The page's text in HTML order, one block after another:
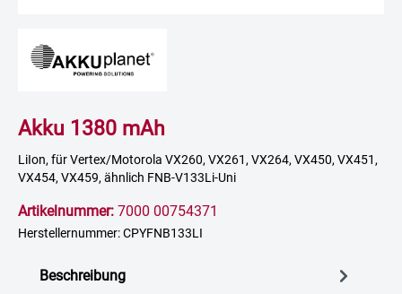
Akku 1380 mAh
LiIon, für Vertex/Motorola VX260, VX261, VX264, VX450, VX451,
VX454, VX459, ähnlich FNB-V133Li-Uni
Artikelnummer: 7000 00754371
Herstellernummer: CPYFNB133LI
Beschreibung